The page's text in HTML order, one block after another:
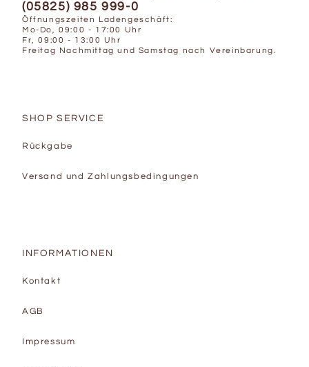
(05825) 985 999-0
Öffnungszeiten Ladengeschäft:
Mo-Do, 09:00 - 17:00 Uhr
Fr, 09:00 - 13:00 Uhr
Freitag Nachmittag und Samstag nach Vereinbarung.
SHOP SERVICE
Rückgabe
Versand und Zahlungsbedingungen
INFORMATIONEN
Kontakt
AGB
Impressum